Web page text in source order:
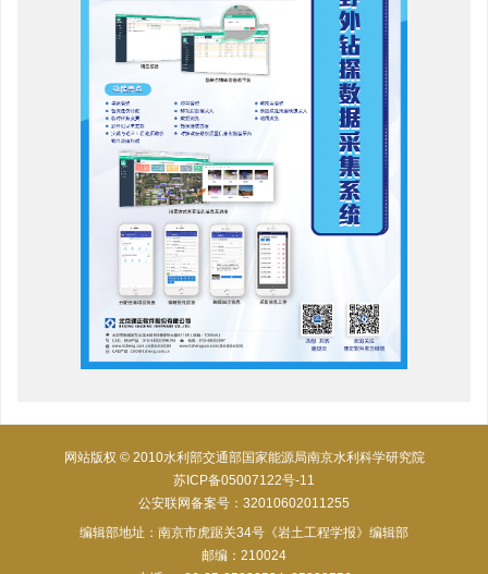
网站版权 © 2010水利部交通部国家能源局南京水利科学研究院
苏ICP备05007122号-11
公安联网备案号：32010602011255
编辑部地址：南京市虎踞关34号《岩土工程学报》编辑部
邮编：210024